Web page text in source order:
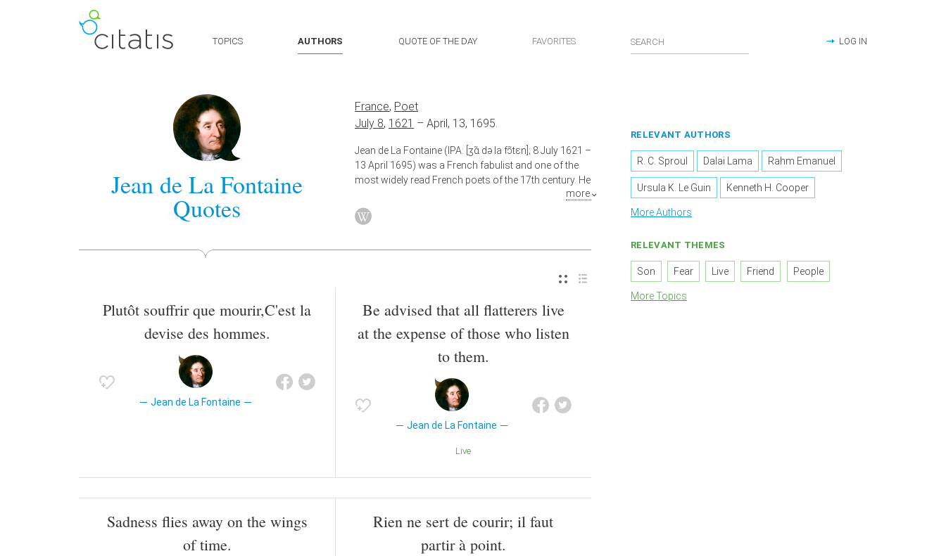
TOPICS AUTHORS QUOTE OF THE DAY FAVORITES LOG IN
Jean de La Fontaine
Quotes
France, Poet
July 8, 1621 – April, 13, 1695.
Jean de La Fontaine (IPA: [ʒɑ̃ də la fɔ̃tɛn]; 8 July 1621 –
13 April 1695) was a French fabulist and one of the
most widely read French poets of the 17th century. He
is known above all for his Fables, which provided a
model for subsequent fabulists across Europe and
numerous alternative versions in France, and in
more
Plutôt souffrir que mourir,C'est la
devise des hommes.
Jean de La Fontaine
Be advised that all flatterers live
at the expense of those who listen
to them.
Jean de La Fontaine
Live
Sadness flies away on the wings
of time.
Rien ne sert de courir; il faut
partir à point.
RELEVANT AUTHORS
R. C. Sproul Dalai Lama Rahm Emanuel
Ursula K. Le Guin Kenneth H. Cooper
More Authors
RELEVANT THEMES
Son Fear Live Friend People
More Topics